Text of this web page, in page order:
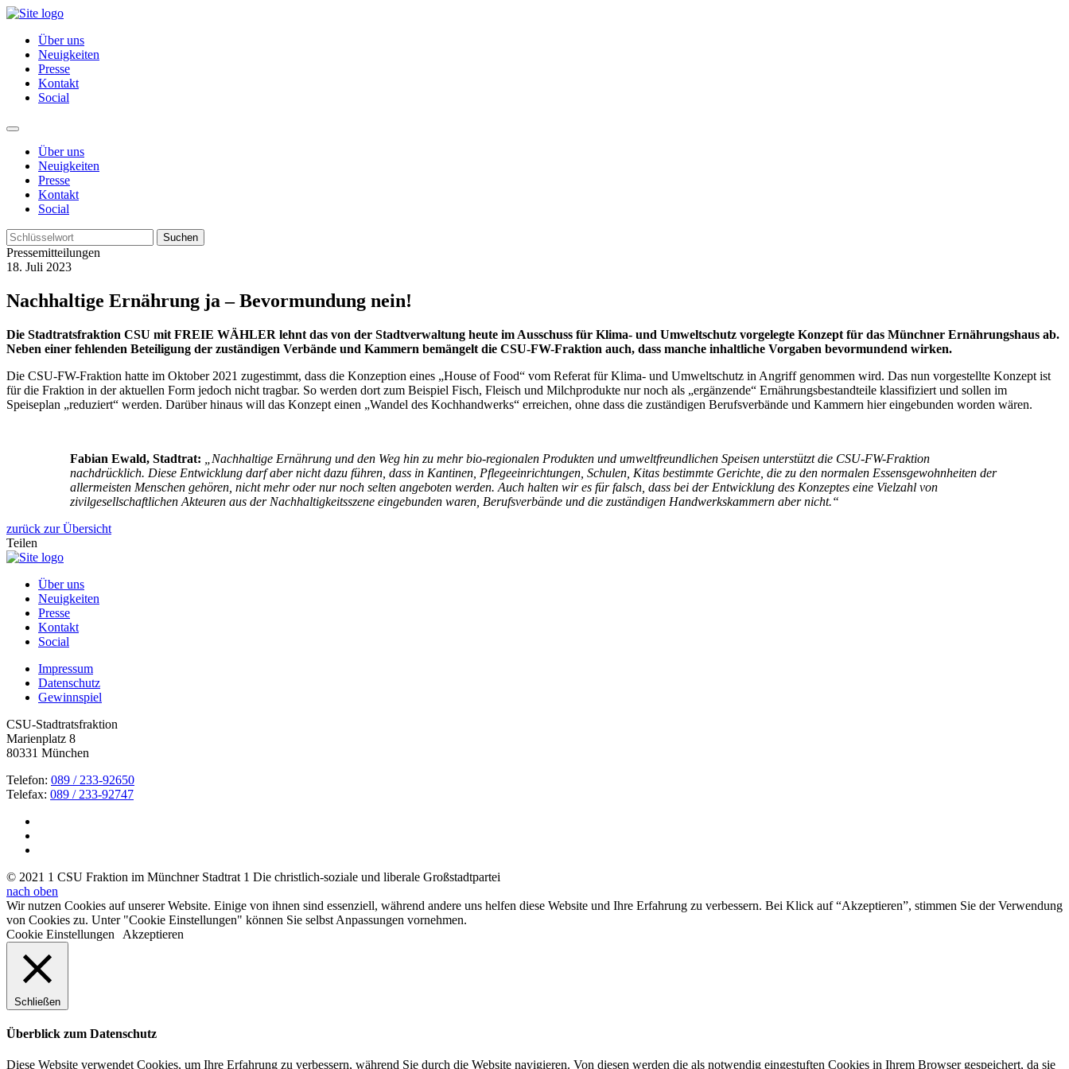
Über uns
Neuigkeiten
Presse
Kontakt
Social
Über uns
Neuigkeiten
Presse
Kontakt
Social
Suchen
Pressemitteilungen
18. Juli 2023
Nachhaltige Ernährung ja – Bevormundung nein!
Die Stadtratsfraktion CSU mit FREIE WÄHLER lehnt das von der Stadtverwaltung heute im Ausschuss für Klima- und Umweltschutz vorgelegte Konzept für das Münchner Ernährungshaus ab.
Neben einer fehlenden Beteiligung der zuständigen Verbände und Kammern bemängelt die CSU-FW-Fraktion auch, dass manche inhaltliche Vorgaben bevormundend wirken.
Die CSU-FW-Fraktion hatte im Oktober 2021 zugestimmt, dass die Konzeption eines „House of Food“ vom Referat für Klima- und Umweltschutz in Angriff genommen wird. Das nun vorgestellte Konzept ist
für die Fraktion in der aktuellen Form jedoch nicht tragbar. So werden dort zum Beispiel Fisch, Fleisch und Milchprodukte nur noch als „ergänzende“ Ernährungsbestandteile klassifiziert und sollen im
Speiseplan „reduziert“ werden. Darüber hinaus will das Konzept einen „Wandel des Kochhandwerks“ erreichen, ohne dass die zuständigen Berufsverbände und Kammern hier eingebunden worden wären.
Fabian Ewald, Stadtrat:
„Nachhaltige Ernährung und den Weg hin zu mehr bio-regionalen Produkten und umweltfreundlichen Speisen unterstützt die CSU-FW-Fraktion
nachdrücklich. Diese Entwicklung darf aber nicht dazu führen, dass in Kantinen, Pflegeeinrichtungen, Schulen, Kitas bestimmte Gerichte, die zu den normalen Essensgewohnheiten der
allermeisten Menschen gehören, nicht mehr oder nur noch selten angeboten werden. Auch halten wir es für falsch, dass bei der Entwicklung des Konzeptes eine Vielzahl von
zivilgesellschaftlichen Akteuren aus der Nachhaltigkeitsszene eingebunden waren, Berufsverbände und die zuständigen Handwerkskammern aber nicht.“
zurück zur Übersicht
Teilen
Über uns
Neuigkeiten
Presse
Kontakt
Social
Impressum
Datenschutz
Gewinnspiel
CSU-Stadtratsfraktion
Marienplatz 8
80331 München
Telefon: 089 / 233-92650
Telefax: 089 / 233-92747
© 2021 1 CSU Fraktion im Münchner Stadtrat 1 Die christlich-soziale und liberale Großstadtpartei
nach oben
Wir nutzen Cookies auf unserer Website. Einige von ihnen sind essenziell, während andere uns helfen diese Website und Ihre Erfahrung zu verbessern. Bei Klick auf “Akzeptieren”, stimmen Sie der Verwendung
von Cookies zu. Unter "Cookie Einstellungen" können Sie selbst Anpassungen vornehmen.
Cookie Einstellungen
Akzeptieren
Schließen
Überblick zum Datenschutz
Diese Website verwendet Cookies, um Ihre Erfahrung zu verbessern, während Sie durch die Website navigieren. Von diesen werden die als notwendig eingestuften Cookies in Ihrem Browser gespeichert, da sie